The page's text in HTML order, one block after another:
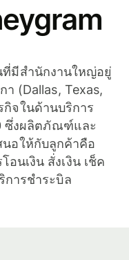
มีสำนักงานใหญ่อยู่
า (Dallas, Texas,
กิจในด้านบริการ
ซึ่งผลิตภัณฑ์และ
นอให้กับลูกค้าคือ
นเงิน สั่งเงิน เช็ค
การชำระบิล